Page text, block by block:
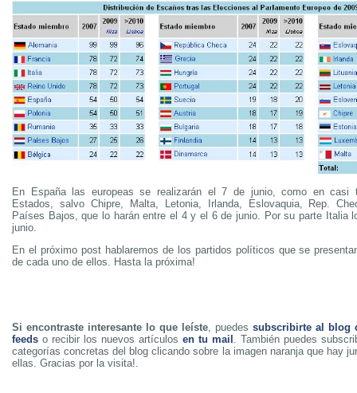
En España las europeas se realizarán el 7 de junio, como en casi
Estados, salvo Chipre, Malta, Letonia, Irlanda, Eslovaquia, Rep.
Países Bajos, que lo harán entre el 4 y el 6 de junio. Por su parte Italia
junio.
En el próximo post hablaremos de los partidos políticos que se
de cada uno de ellos. Hasta la próxima!
Si encontraste interesante lo que leíste, puedessubscribirte al blog
feeds o recibir los nuevos artículosen tu mail . También puedes
categorías concretas del blog clicando sobre la imagen naranja que hay
ellas. Gracias por la visita!.